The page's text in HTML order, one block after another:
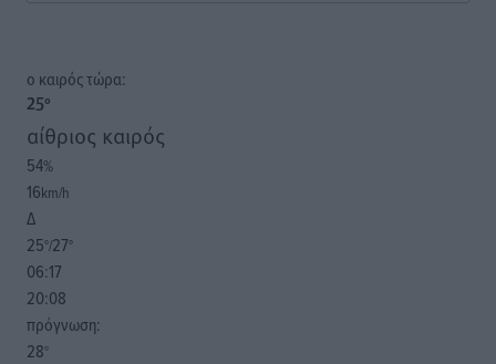
o καιρός τώρα:
25°
αίθριος καιρός
54%
16km/h
Δ
25°/27°
06:17
20:08
πρόγνωση:
28°